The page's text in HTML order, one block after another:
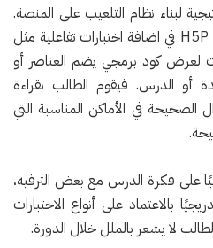
لبناء نظام التلعيب على المنصة.
لذلك فكرت في استخدام إضافة H5P في اضافة اختبارات تفاعلية مثل
لعرض كود برمجي يضم العناصر أو
أو الدرس. فيقوم الطالب بقراءة
في الأماكن المناسبة التي
على فكرة الدرس مع بعض الترفيه،
بالاعتماد على أنواع الاختبارات
لا يشعر بالملل خلال الدورة.